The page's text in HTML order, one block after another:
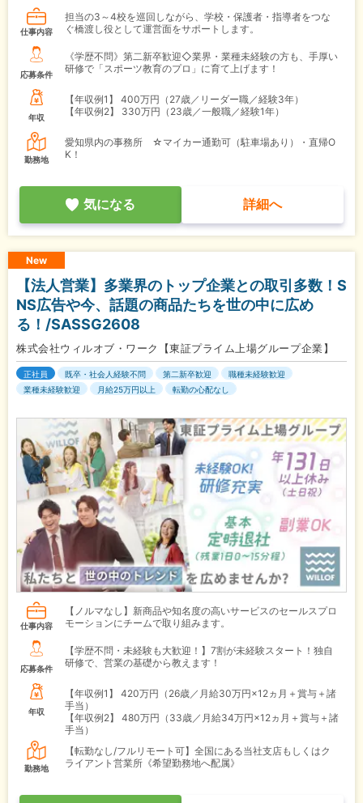
仕事内容
担当の3～4校を巡回しながら、学校・保護者・指導者をつな
ぐ橋渡し役として運営面をサポートします。
応募条件
《学歴不問》第二新卒歓迎◇業界・業種未経験の方も、手厚い
研修で「スポーツ教育のプロ」に育て上げます！
年収
【年収例1】
400万円（27歳／リーダー職／経験3年）
【年収例2】
330万円（23歳／一般職／経験1年）
勤務地
愛知県内の事務所 ☆マイカー通勤可（駐車場あり）・直帰O
K！
気になる 詳細へ
New
【法人営業】多業界のトップ企業との取引多数！S
NS広告や今、話題の商品たちを世の中に広め
る！/SASSG2608
株式会社ウィルオブ・ワーク【東証プライム上場グループ企業】
正社員 既卒・社会人経験不問 第二新卒歓迎
職種未経験歓迎
業種未経験歓迎
月給25万円以上 転勤の心配なし
仕事内容
【ノルマなし】新商品や知名度の高いサービスのセールスプロ
モーションにチームで取り組みます。
応募条件
【学歴不問・未経験も大歓迎！】7割が未経験スタート！独自
研修で、営業の基礎から教えます！
年収
【年収例1】
420万円（26歳／月給30万円×12ヵ月＋賞与＋諸
手当）
【年収例2】
480万円（33歳／月給34万円×12ヵ月＋賞与＋諸
手当）
勤務地
【転勤なし/フルリモート可】全国にある当社支店もしくはク
ライアント営業所《希望勤務地へ配属》